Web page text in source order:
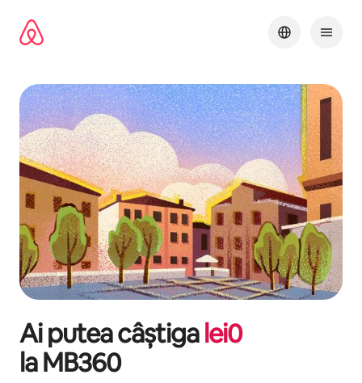
mergi
Ai putea câștigalei0
laMB360